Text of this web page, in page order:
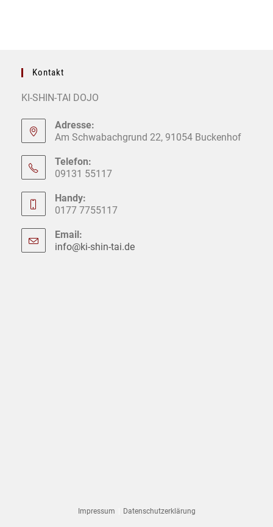
Kontakt
KI-SHIN-TAI DOJO
Adresse:
Am Schwabachgrund 22, 91054 Buckenhof
Telefon:
09131 55117
Handy:
0177 7755117
Email:
info@ki-shin-tai.deOpens
Impressum Datenschutzerklärung